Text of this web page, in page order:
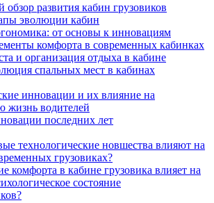
обзор развития кабин грузовиков
эволюции кабин
от основы к инновациям
комфорта в современных кабинках
и организация отдыха в кабине
спальных мест в кабинах
инновации и их влияние на
жизнь водителей
последних лет
технологические новшества влияют на
грузовиках?
комфорта в кабине грузовика влияет на
состояние